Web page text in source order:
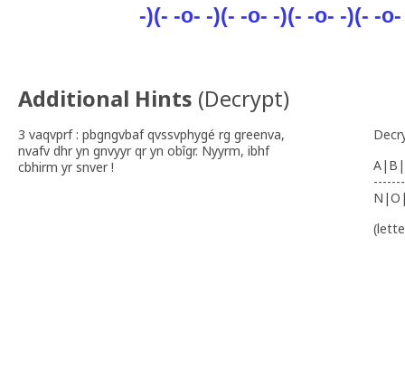
-)(- -o- -)(- -o- -)(- -o- -)(- -
Additional Hints (Decrypt)
3 vaqvprf : pbgngvbaf qvssvphygé rg greenva,
nvafv dhr yn gnvyyr qr yn obîgr. Nyyrm, ibhf
cbhirm yr snver !